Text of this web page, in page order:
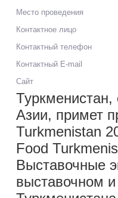
Место проведения
Контактное лицо
Контактный телефон
Контактный E-mail
Сайт
Азии, примет
Turkmenistan
Food
Выставочные
выставочном